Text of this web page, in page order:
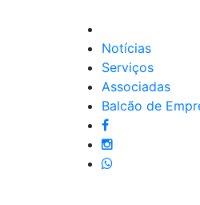
Notícias
Serviços
Associadas
Balcão de